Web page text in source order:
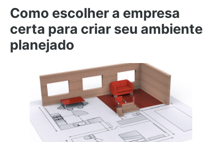
Como escolher a empresa
certa para criar seu ambiente
planejado